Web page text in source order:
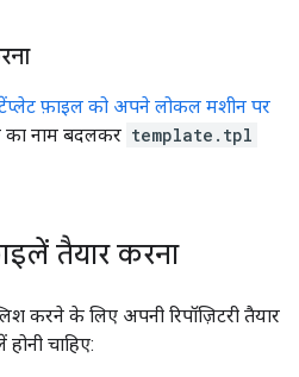
फ़ाइल को अपने लोकल मशीन पर
का नाम बदलकर template.tpl
तैयार करना
करने के लिए अपनी रिपॉज़िटरी तैयार
चाहिए: